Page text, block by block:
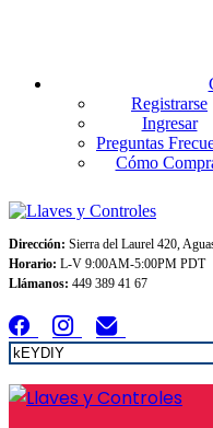
Registrarse
Ingresar
Preguntas
Cómo
Dirección: Sierra del Laurel 420,
Horario: L-V 9:00AM-5:00PM PDT
Llámanos: 449 389 41 67